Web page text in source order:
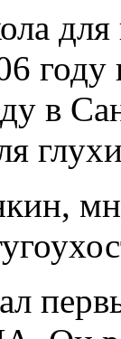
для
году
в